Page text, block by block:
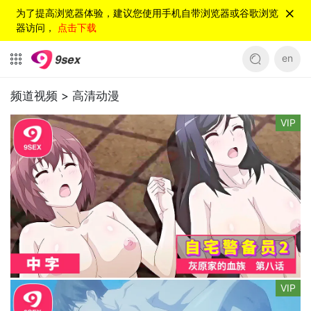
为了提高浏览器体验，建议您使用手机自带浏览器或谷歌浏览
器访问， 点击下载
en
频道视频 > 高清动漫
VIP
VIP